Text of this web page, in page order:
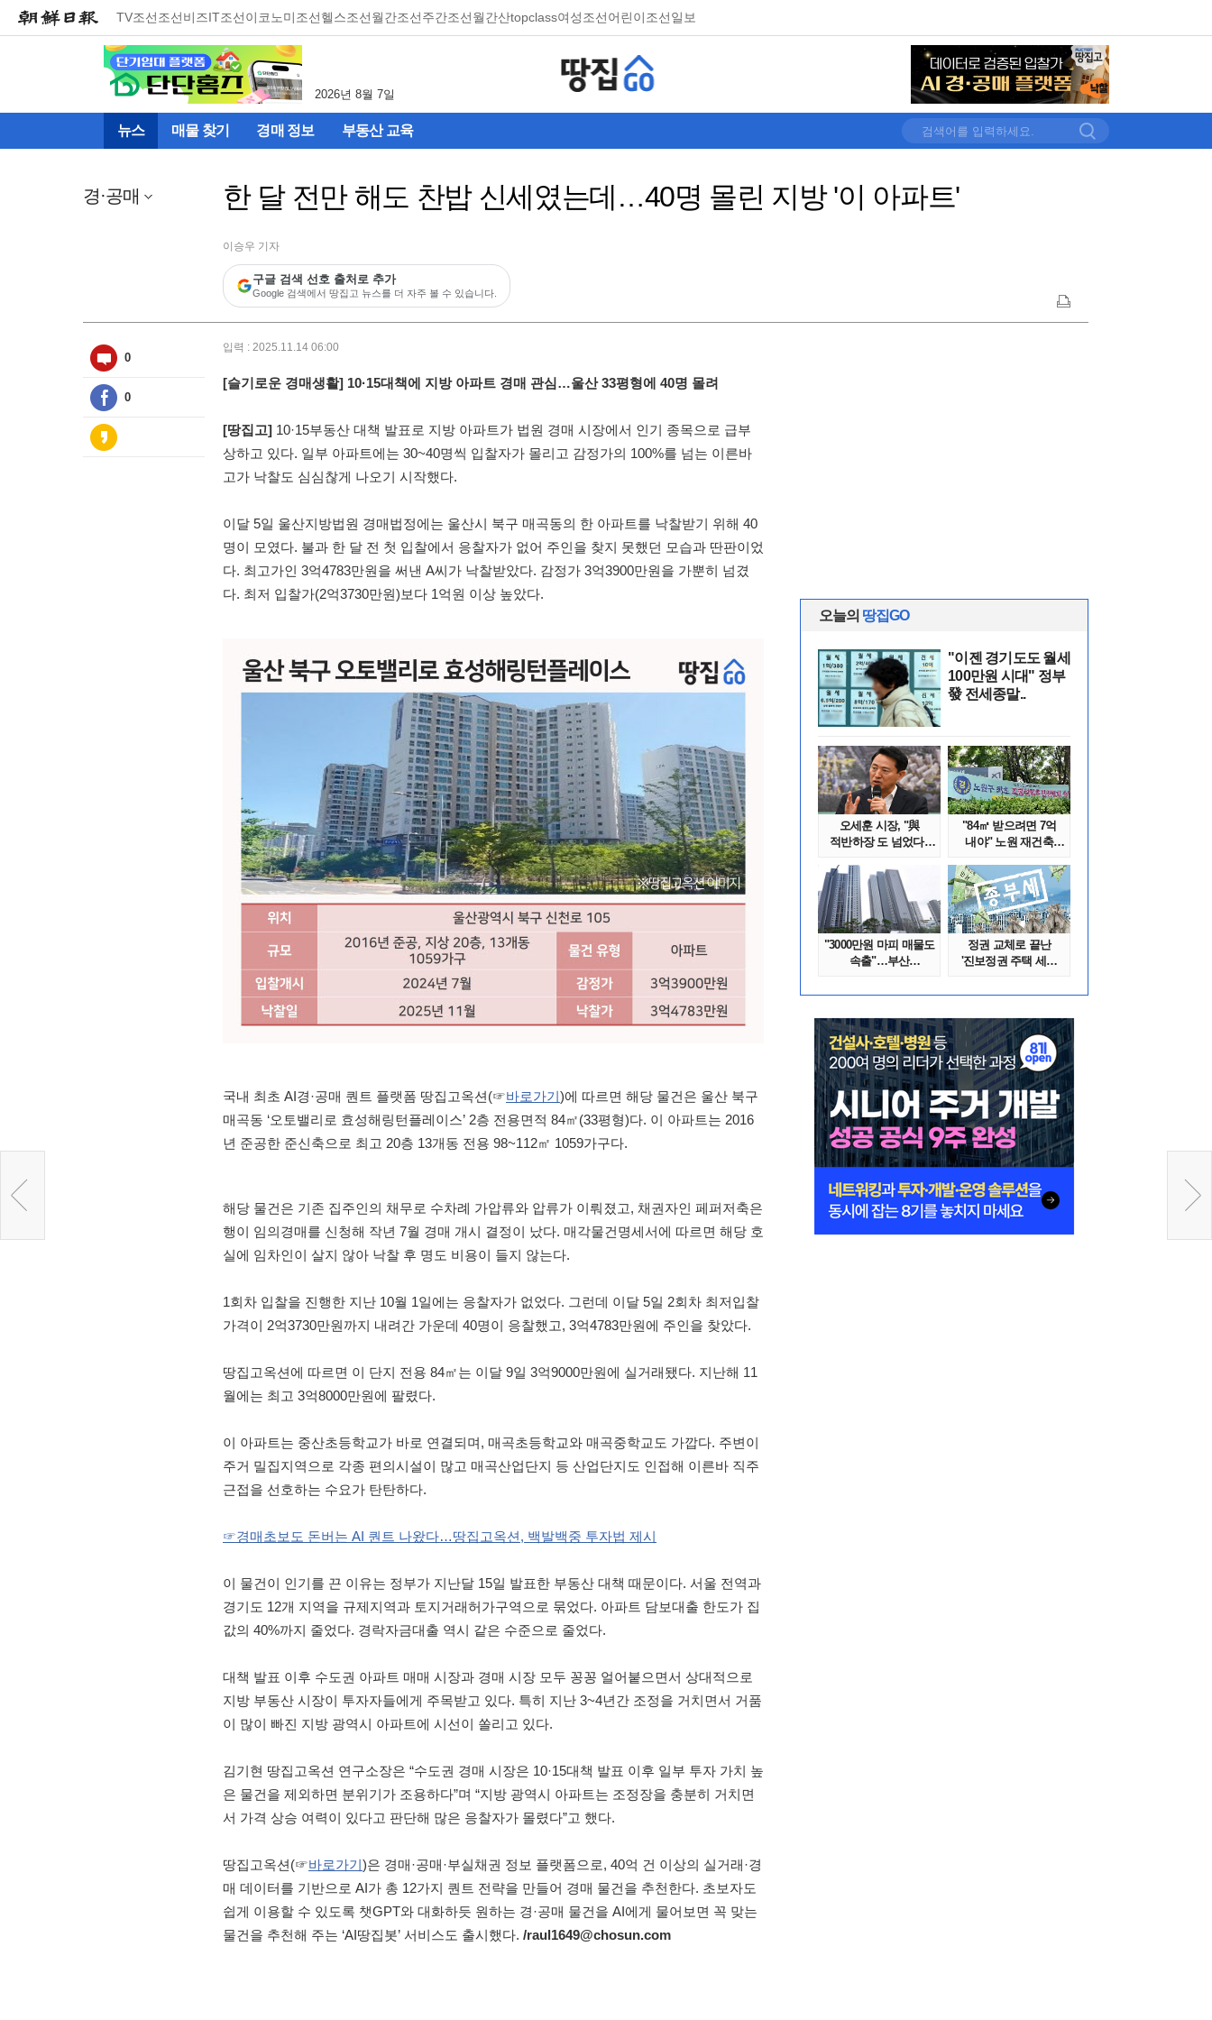
TV조선조선비즈IT조선이코노미조선헬스조선월간조선주간조선월간산topclass여성조선어린이조선일보
2026년 8월 7일
뉴스 매물 찾기 경매 정보 부동산 교육
경·공매 한 달 전만 해도 찬밥 신세였는데…40명 몰린 지방 '이 아파트'
이승우 기자
구글 검색 선호 출처로 추가
Google 검색에서 땅집고 뉴스를 더 자주 볼 수 있습니다.
0
0
입력 : 2025.11.14 06:00
[슬기로운 경매생활] 10·15대책에 지방 아파트 경매 관심…울산 33평형에 40명 몰려
[땅집고] 10·15부동산 대책 발표로 지방 아파트가 법원 경매 시장에서 인기 종목으로 급부
상하고 있다. 일부 아파트에는 30~40명씩 입찰자가 몰리고 감정가의 100%를 넘는 이른바
고가 낙찰도 심심찮게 나오기 시작했다.
이달 5일 울산지방법원 경매법정에는 울산시 북구 매곡동의 한 아파트를 낙찰받기 위해 40
명이 모였다. 불과 한 달 전 첫 입찰에서 응찰자가 없어 주인을 찾지 못했던 모습과 딴판이었
다. 최고가인 3억4783만원을 써낸 A씨가 낙찰받았다. 감정가 3억3900만원을 가뿐히 넘겼
다. 최저 입찰가(2억3730만원)보다 1억원 이상 높았다.
국내 최초 AI경·공매 퀀트 플랫폼 땅집고옥션(☞바로가기)에 따르면 해당 물건은 울산 북구
매곡동 ‘오토밸리로 효성해링턴플레이스’ 2층 전용면적 84㎡(33평형)다. 이 아파트는 2016
년 준공한 준신축으로 최고 20층 13개동 전용 98~112㎡ 1059가구다.
해당 물건은 기존 집주인의 채무로 수차례 가압류와 압류가 이뤄졌고, 채권자인 페퍼저축은
행이 임의경매를 신청해 작년 7월 경매 개시 결정이 났다. 매각물건명세서에 따르면 해당 호
실에 임차인이 살지 않아 낙찰 후 명도 비용이 들지 않는다.
1회차 입찰을 진행한 지난 10월 1일에는 응찰자가 없었다. 그런데 이달 5일 2회차 최저입찰
가격이 2억3730만원까지 내려간 가운데 40명이 응찰했고, 3억4783만원에 주인을 찾았다.
땅집고옥션에 따르면 이 단지 전용 84㎡는 이달 9일 3억9000만원에 실거래됐다. 지난해 11
월에는 최고 3억8000만원에 팔렸다.
이 아파트는 중산초등학교가 바로 연결되며, 매곡초등학교와 매곡중학교도 가깝다. 주변이
주거 밀집지역으로 각종 편의시설이 많고 매곡산업단지 등 산업단지도 인접해 이른바 직주
근접을 선호하는 수요가 탄탄하다.
☞경매초보도 돈버는 AI 퀀트 나왔다…땅집고옥션, 백발백중 투자법 제시
이 물건이 인기를 끈 이유는 정부가 지난달 15일 발표한 부동산 대책 때문이다. 서울 전역과
경기도 12개 지역을 규제지역과 토지거래허가구역으로 묶었다. 아파트 담보대출 한도가 집
값의 40%까지 줄었다. 경락자금대출 역시 같은 수준으로 줄었다.
대책 발표 이후 수도권 아파트 매매 시장과 경매 시장 모두 꽁꽁 얼어붙으면서 상대적으로
지방 부동산 시장이 투자자들에게 주목받고 있다. 특히 지난 3~4년간 조정을 거치면서 거품
이 많이 빠진 지방 광역시 아파트에 시선이 쏠리고 있다.
김기현 땅집고옥션 연구소장은 “수도권 경매 시장은 10·15대책 발표 이후 일부 투자 가치 높
은 물건을 제외하면 분위기가 조용하다”며 “지방 광역시 아파트는 조정장을 충분히 거치면
서 가격 상승 여력이 있다고 판단해 많은 응찰자가 몰렸다”고 했다.
땅집고옥션(☞바로가기)은 경매·공매·부실채권 정보 플랫폼으로, 40억 건 이상의 실거래·경
매 데이터를 기반으로 AI가 총 12가지 퀀트 전략을 만들어 경매 물건을 추천한다. 초보자도
쉽게 이용할 수 있도록 챗GPT와 대화하듯 원하는 경·공매 물건을 AI에게 물어보면 꼭 맞는
물건을 추천해 주는 ‘AI땅집봇’ 서비스도 출시했다. /raul1649@chosun.com
오늘의 땅집GO
"이젠 경기도도 월세
100만원 시대" 정부
發 전세종말..
오세훈 시장, "與
적반하장 도 넘었다"
"84㎡ 받으려면 7억
내야" 노원 재건축
"3000만원 마피 매물도
속출"…부산
정권 교체로 끝난
'진보정권 주택 세금